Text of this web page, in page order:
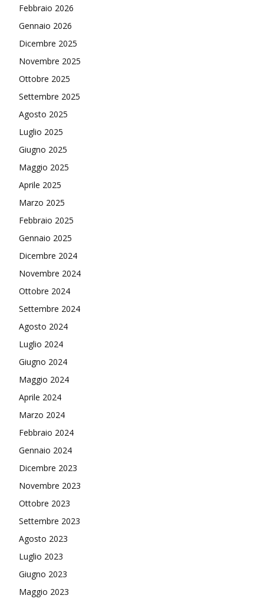
Febbraio 2026
Gennaio 2026
Dicembre 2025
Novembre 2025
Ottobre 2025
Settembre 2025
Agosto 2025
Luglio 2025
Giugno 2025
Maggio 2025
Aprile 2025
Marzo 2025
Febbraio 2025
Gennaio 2025
Dicembre 2024
Novembre 2024
Ottobre 2024
Settembre 2024
Agosto 2024
Luglio 2024
Giugno 2024
Maggio 2024
Aprile 2024
Marzo 2024
Febbraio 2024
Gennaio 2024
Dicembre 2023
Novembre 2023
Ottobre 2023
Settembre 2023
Agosto 2023
Luglio 2023
Giugno 2023
Maggio 2023